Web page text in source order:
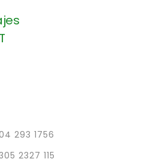
293 1756
2327 115